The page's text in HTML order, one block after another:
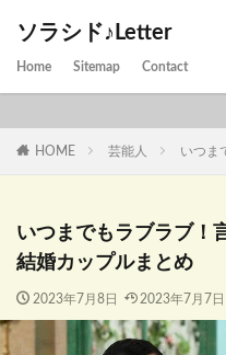
ソラシド♪Letter
Home Sitemap Contact
HOME 芸能人 いつま
いつまでもラブラブ！
結婚カップルまとめ
2023年7月8日 2023年7月7日